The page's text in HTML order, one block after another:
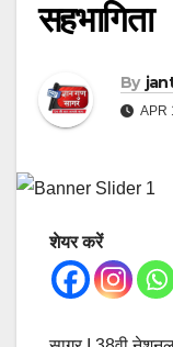
सहभागिता
By
APR
शेयर करें